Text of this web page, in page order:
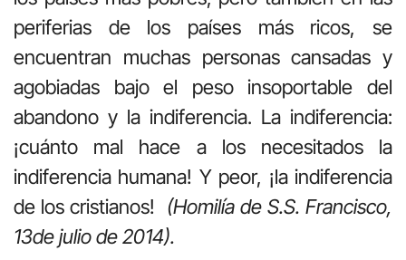
periferias de los países más ricos, se
encuentran muchas personas cansadas y
agobiadas bajo el peso insoportable del
abandono y la indiferencia. La indiferencia:
¡cuánto mal hace a los necesitados la
indiferencia humana! Y peor, ¡la indiferencia
de los cristianos!
(Homilía de S.S. Francisco,
13de julio de 2014).